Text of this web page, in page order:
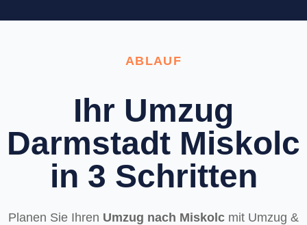
ABLAUF
Ihr Umzug
Darmstadt Miskolc
in 3 Schritten
Planen Sie Ihren Umzug nach Miskolc mit Umzug &